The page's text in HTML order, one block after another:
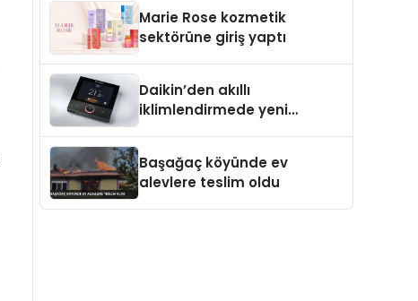
Marie Rose kozmetik
sektörüne giriş yaptı
Daikin’den akıllı
iklimlendirmede yeni
Başağaç köyünde ev
alevlere teslim oldu